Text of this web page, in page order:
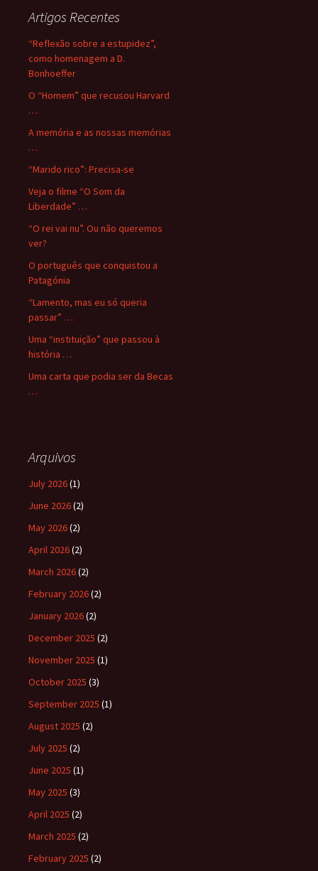
Artigos Recentes
“Reflexão sobre a estupidez”,
como homenagem a D.
Bonhoeffer
O “Homem” que recusou Harvard
…
A memória e as nossas memórias
…
“Marido rico”: Precisa-se
Veja o filme “O Som da
Liberdade” …
“O rei vai nu”. Ou não queremos
ver?
O português que conquistou a
Patagónia
“Lamento, mas eu só queria
passar” …
Uma “instituição” que passou à
história …
Uma carta que podia ser da Becas
…
Arquivos
July 2026(1)
June 2026(2)
May 2026(2)
April 2026(2)
March 2026(2)
February 2026(2)
January 2026(2)
December 2025 (2)
November 2025 (1)
October 2025 (3)
September 2025 (1)
August 2025 (2)
July 2025 (2)
June 2025 (1)
May 2025 (3)
April 2025 (2)
March 2025 (2)
February 2025 (2)